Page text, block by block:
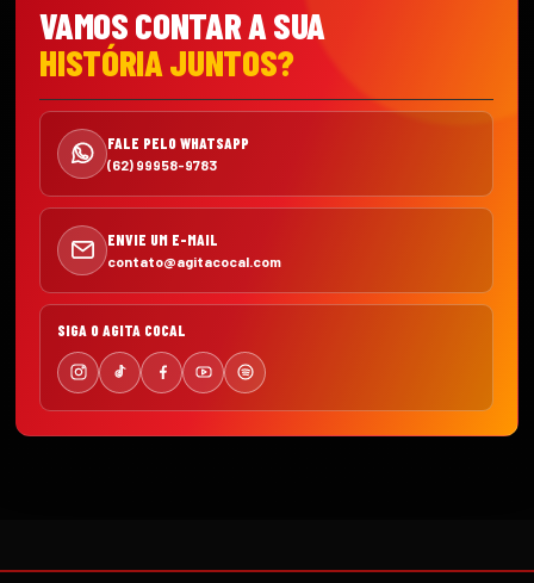
VAMOS CONTAR A SUA
HISTÓRIA JUNTOS?
FALE PELO WHATSAPP
(62) 99958-9783
ENVIE UM E-MAIL
contato@agitacocal.com
SIGA O AGITA COCAL